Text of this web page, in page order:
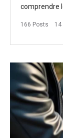
comprendre
166 Posts 14